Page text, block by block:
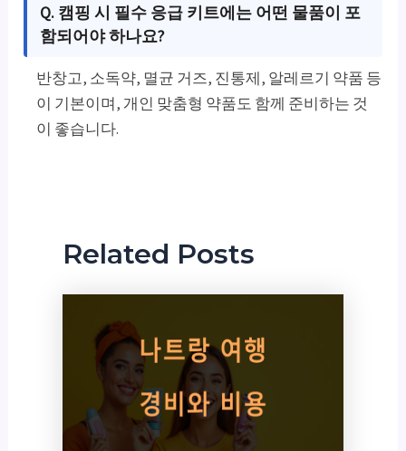
Q. 캠핑 시 필수 응급 키트에는 어떤 물품이 포
함되어야 하나요?
반창고, 소독약, 멸균 거즈, 진통제, 알레르기 약품 등
이 기본이며, 개인 맞춤형 약품도 함께 준비하는 것
이 좋습니다.
Related Posts